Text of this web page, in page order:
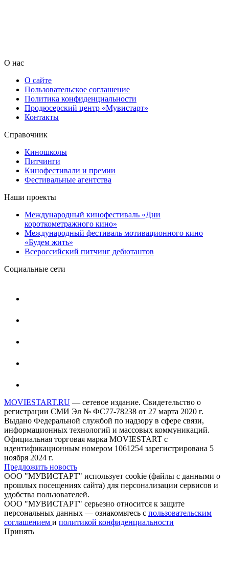
О нас
О сайте
Пользовательское соглашение
Политика конфиденциальности
Продюсерский центр «Мувистарт»
Контакты
Справочник
Киношколы
Питчинги
Кинофестивали и премии
Фестивальные агентства
Наши проекты
Международный кинофестиваль «Дни
короткометражного кино»
Международный фестиваль мотивационного кино
«Будем жить»
Всероссийский питчинг дебютантов
Социальные сети
MOVIESTART.RU — сетевое издание. Свидетельство о
регистрации СМИ Эл № ФС77-78238 от 27 марта 2020 г.
Выдано Федеральной службой по надзору в сфере связи,
информационных технологий и массовых коммуникаций.
Официальная торговая марка MOVIESTART с
идентификационным номером 1061254 зарегистрирована 5
ноября 2024 г.
Предложить новость
ООО "МУВИСТАРТ" использует cookie (файлы с данными о
прошлых посещениях сайта) для персонализации сервисов и
удобства пользователей.
ООО "МУВИСТАРТ" серьезно относится к защите
персональных данных — ознакомьтесь с пользовательским
соглашением и политикой конфиденциальности
Принять